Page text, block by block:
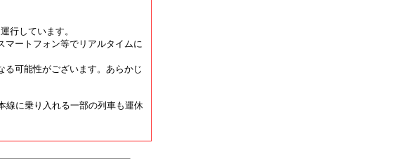
行しています。
マートフォン等でリアルタイムに
可能性がございます。あらかじ
線に乗り入れる一部の列車も運休